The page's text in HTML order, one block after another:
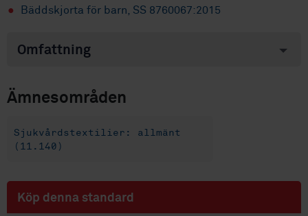
Bäddskjorta för barn, SS 8760067:2015
Omfattning
Ämnesområden
Sjukvårdstextilier: allmänt
(11.140)
Köp denna standard